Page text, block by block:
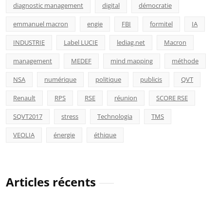
diagnostic management digital démocratie
emmanuel macron engie FBI formitel IA
INDUSTRIE Label LUCIE lediag.net Macron
management MEDEF mind mapping méthode
NSA numérique politique publicis QVT
Renault RPS RSE réunion SCORE RSE
SQVT2017 stress Technologia TMS
VEOLIA énergie éthique
Articles récents